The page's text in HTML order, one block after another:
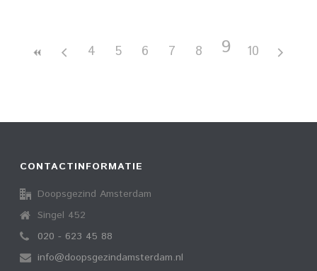
4 5 6 7 8 9 10
CONTACTINFORMATIE
Doopsgezind Amsterdam
Singel 452
020 - 623 45 88
info@doopsgezindamsterdam.nl